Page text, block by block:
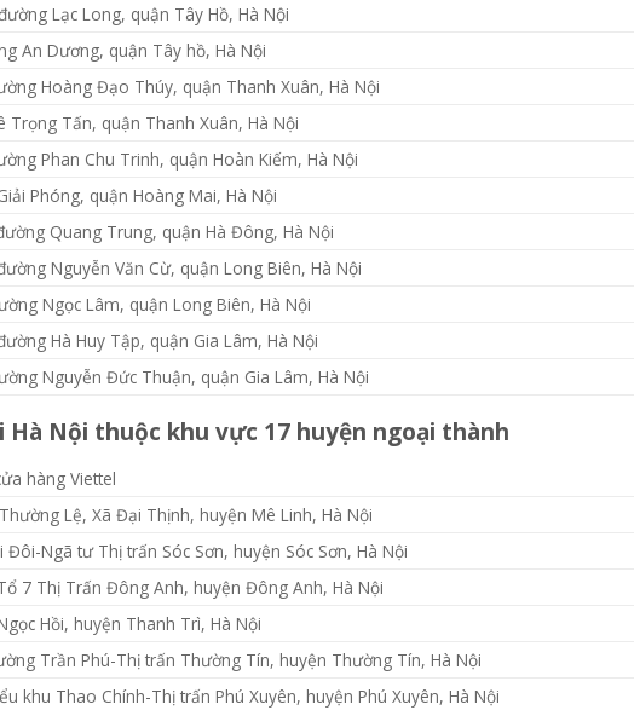
Lạc Long, quận Tây Hồ, Hà Nội
An Dương, quận Tây hồ, Hà Nội
Hoàng Đạo Thúy, quận Thanh Xuân, Hà Nội
Trọng Tấn, quận Thanh Xuân, Hà Nội
Phan Chu Trinh, quận Hoàn Kiếm, Hà Nội
Phóng, quận Hoàng Mai, Hà Nội
Quang Trung, quận Hà Đông, Hà Nội
Nguyễn Văn Cừ, quận Long Biên, Hà Nội
Ngọc Lâm, quận Long Biên, Hà Nội
Hà Huy Tập, quận Gia Lâm, Hà Nội
Nguyễn Đức Thuận, quận Gia Lâm, Hà Nội
Hà Nội thuộc khu vực 17 huyện ngoại thành
hàng Viettel
Lệ, Xã Đại Thịnh, huyện Mê Linh, Hà Nội
Đôi-Ngã tư Thị trấn Sóc Sơn, huyện Sóc Sơn, Hà Nội
7 Thị Trấn Đông Anh, huyện Đông Anh, Hà Nội
Hồi, huyện Thanh Trì, Hà Nội
Trần Phú-Thị trấn Thường Tín, huyện Thường Tín, Hà Nội
khu Thao Chính-Thị trấn Phú Xuyên, huyện Phú Xuyên, Hà Nội